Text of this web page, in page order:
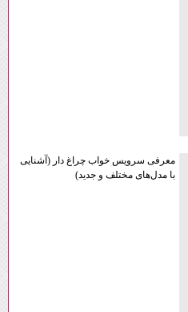
معرفی سرویس خواب چراغ دار (آشنایی
با مدل‌های مختلف و جدید)